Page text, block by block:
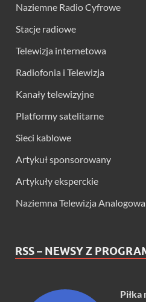
Naziemne Radio Cyfrowe
Stacje radiowe
Telewizja internetowa
Radiofonia i Telewizja
Kanały telewizyjne
Platformy satelitarne
Sieci kablowe
Artykuł sponsorowany
Artykuły eksperckie
Naziemna Telewizja Analogowa
RSS – NEWSY Z
Piłka